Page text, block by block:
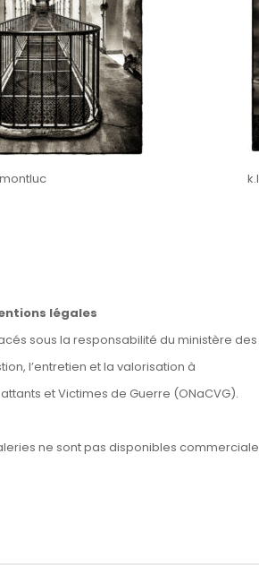
légales
sous la responsabilité du ministère
l’entretien et la valorisation à
et Victimes de Guerre (ONaCVG).
ne sont pas disponibles